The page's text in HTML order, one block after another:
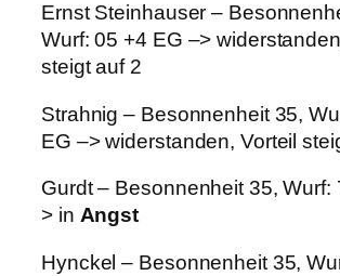
Ernst Steinhauser –
Wurf: 05 +4 EG –>
steigt auf 2
Strahnig – Besonnenheit 35,
EG –> widerstanden, Vorteil
Gurdt – Besonnenheit 35, Wurf:
> in Angst
Hynckel – Besonnenheit 35,